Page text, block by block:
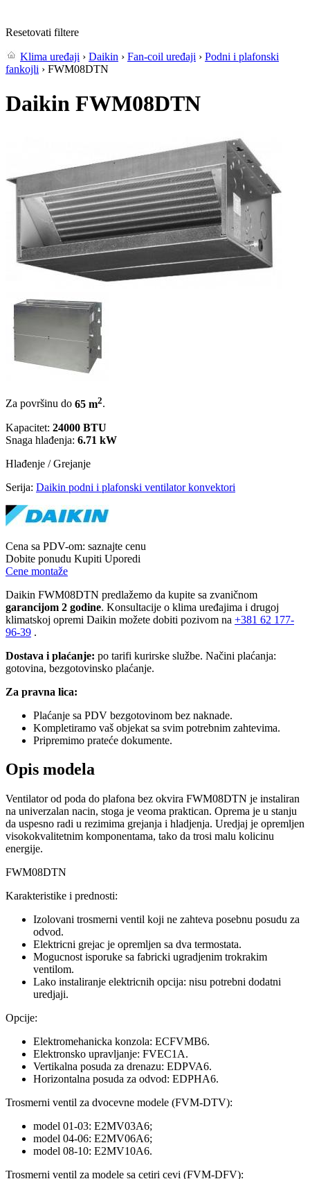
Resetovati filtere
Klima uređaji › Daikin › Fan-coil uređaji › Podni i plafonski
fankojli › FWM08DTN
Daikin FWM08DTN
Za površinu do 65 m2.
Kapacitet: 24000 BTU
Snaga hlađenja: 6.71 kW
Hlađenje / Grejanje
Serija: Daikin podni i plafonski ventilator konvektori
Cena sa PDV-om: saznajte cenu
Dobite ponudu Kupiti Uporedi
Cene montaže
Daikin FWM08DTN predlažemo da kupite sa zvaničnom
garancijom 2 godine. Konsultacije o klima uređajima i drugoj
klimatskoj opremi Daikin možete dobiti pozivom na +381 62 177-
96-39 .
Dostava i plaćanje: po tarifi kurirske službe. Načini plaćanja:
gotovina, bezgotovinsko plaćanje.
Za pravna lica:
Plaćanje sa PDV bezgotovinom bez naknade.
Kompletiramo vaš objekat sa svim potrebnim zahtevima.
Pripremimo prateće dokumente.
Opis modela
Ventilator od poda do plafona bez okvira FWM08DTN je instaliran
na univerzalan nacin, stoga je veoma praktican. Oprema je u stanju
da uspesno radi u rezimima grejanja i hladjenja. Uredjaj je opremljen
visokokvalitetnim komponentama, tako da trosi malu kolicinu
energije.
FWM08DTN
Karakteristike i prednosti:
Izolovani trosmerni ventil koji ne zahteva posebnu posudu za
odvod.
Elektricni grejac je opremljen sa dva termostata.
Mogucnost isporuke sa fabricki ugradjenim trokrakim
ventilom.
Lako instaliranje elektricnih opcija: nisu potrebni dodatni
uredjaji.
Opcije:
Elektromehanicka konzola: ECFVMB6.
Elektronsko upravljanje: FVEC1A.
Vertikalna posuda za drenazu: EDPVA6.
Horizontalna posuda za odvod: EDPHA6.
Trosmerni ventil za dvocevne modele (FVM-DTV):
model 01-03: E2MV03A6;
model 04-06: E2MV06A6;
model 08-10: E2MV10A6.
Trosmerni ventil za modele sa cetiri cevi (FVM-DFV):